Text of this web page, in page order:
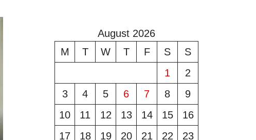
August 2026
M
T W T F S
S
1
2
3
4 5 6 7 8
9
10
11 12 13 14 15
16
17
18 19 20 21 22
23